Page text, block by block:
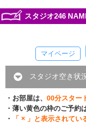
スタジオ246
マイページ
スタジオ空き状
・お部屋は、00分スター
・薄い黄色の枠のご予約
・
「 × 」と表示されてい